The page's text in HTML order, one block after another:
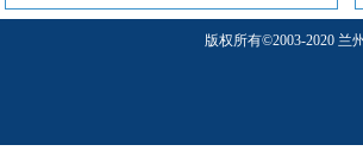
*宁夏 | （含幼师2名）银川市西夏区镇
陕西 | 榆林市第二十四幼儿园招聘启事
版权所有©2003-2020 兰